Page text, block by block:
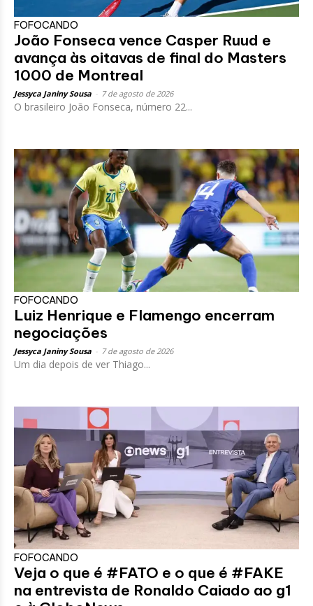
FOFOCANDO
João Fonseca vence Casper Ruud e
avança às oitavas de final do Masters
1000 de Montreal
Jessyca Janiny Sousa 7 de agosto de 2026
O brasileiro João Fonseca, número 22...
FOFOCANDO
Luiz Henrique e Flamengo encerram
negociações
Jessyca Janiny Sousa 7 de agosto de 2026
Um dia depois de ver Thiago...
FOFOCANDO
Veja o que é #FATO e o que é #FAKE
na entrevista de Ronaldo Caiado ao g1